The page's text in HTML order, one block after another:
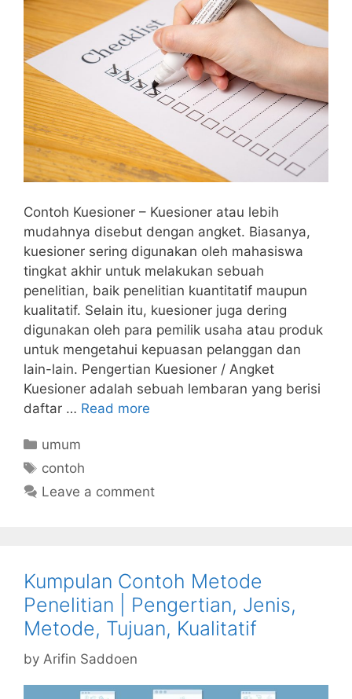
Contoh Kuesioner – Kuesioner atau lebih
mudahnya disebut dengan angket. Biasanya,
kuesioner sering digunakan oleh mahasiswa
tingkat akhir untuk melakukan sebuah
penelitian, baik penelitian kuantitatif maupun
kualitatif. Selain itu, kuesioner juga dering
digunakan oleh para pemilik usaha atau produk
untuk mengetahui kepuasan pelanggan dan
lain-lain. Pengertian Kuesioner / Angket
Kuesioner adalah sebuah lembaran yang berisi
daftar … Read more
Categories
umum
Tags
contoh
Leave a comment
Kumpulan Contoh Metode
Penelitian | Pengertian, Jenis,
Metode, Tujuan, Kualitatif
by Arifin Saddoen